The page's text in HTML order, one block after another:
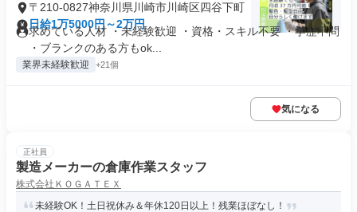
〒210-0827神奈川県川崎市川崎区四谷下町
日給1万5000円～2万円
求めている人材 ・未経験歓迎 ・資格・スキル不要 ・学歴不問
・ブランクのある方もok...
業界未経験歓迎 +21個
気になる
正社員
製造メーカーの倉庫作業スタッフ
株式会社ＫＯＧＡＴＥＸ
未経験OK！土日祝休み＆年休120日以上！残業ほぼなし！